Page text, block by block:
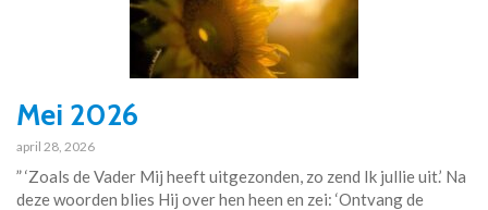
Mei 2026
april 28, 2026
” ‘Zoals de Vader Mij heeft uitgezonden, zo zend Ik jullie uit.’ Na
deze woorden blies Hij over hen heen en zei: ‘Ontvang de